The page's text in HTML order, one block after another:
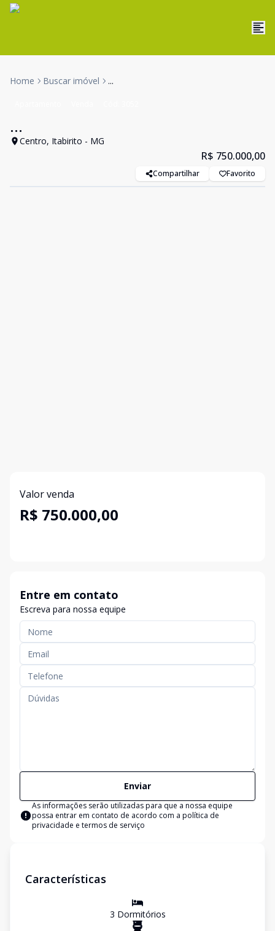
Home Buscar imóvel ...
...
Centro, Itabirito - MG
R$ 750.000,00
Compartilhar Favorito
Valor venda
R$ 750.000,00
Entre em contato
Escreva para nossa equipe
Enviar
As informações serão utilizadas para que a nossa equipe
possa entrar em contato de acordo com a política de
privacidade e termos de serviço
Características
3 Dormitórios